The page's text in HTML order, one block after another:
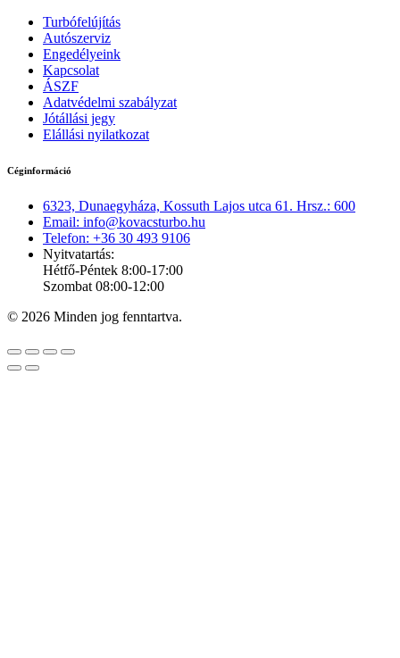
Turbófelújítás
Autószerviz
Engedélyeink
Kapcsolat
ÁSZF
Adatvédelmi szabályzat
Jótállási jegy
Elállási nyilatkozat
Céginformáció
6323, Dunaegyháza, Kossuth Lajos utca 61. Hrsz.: 600
Email: info@kovacsturbo.hu
Telefon: +36 30 493 9106
Nyitvatartás:
Hétfő-Péntek 8:00-17:00
Szombat 08:00-12:00
© 2026 Minden jog fenntartva.